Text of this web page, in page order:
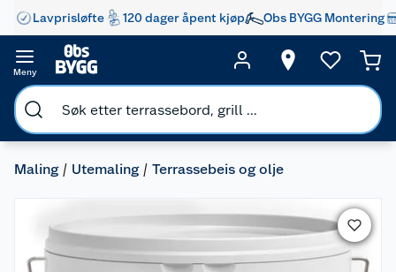
Lavprisløfte 120 dager åpent kjøp Obs BYGG Montering
Meny
Maling Utemaling Terrassebeis og olje